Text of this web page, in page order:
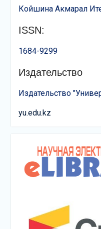
Койшина Акмарал
ISSN:
1684-9299
Издательство
Издательство
yu.edu.kz